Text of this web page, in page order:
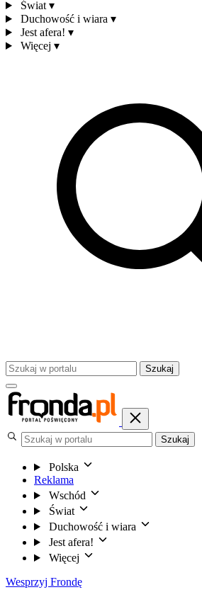
Świat ▾
Duchowość i wiara ▾
Jest afera! ▾
Więcej ▾
Szukaj
Szukaj
Polska
Reklama
Wschód
Świat
Duchowość i wiara
Jest afera!
Więcej
Wesprzyj Frondę